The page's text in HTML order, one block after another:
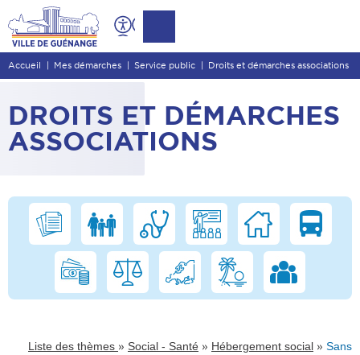
Contenu
Entête de page
Menu principal
Pied de page
Accueil Mes démarches Service public Droits et démarches associations
DROITS ET DÉMARCHES
ASSOCIATIONS
Liste des thèmes » Social - Santé » Hébergement social » Sans